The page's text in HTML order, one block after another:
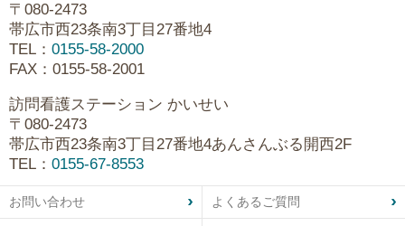
〒080-2473
帯広市西23条南3丁目27番地4
TEL： 0155-58-2000
FAX：0155-58-2001
訪問看護ステーション かいせい
〒080-2473
帯広市西23条南3丁目27番地4あんさんぶる開西2F
TEL： 0155-67-8553
お問い合わせ よくあるご質問